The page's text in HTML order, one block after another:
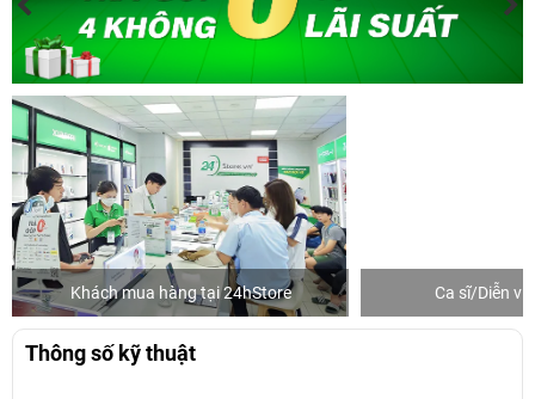
Khách mua hàng tại 24hStore Ca sĩ/Diễn
Thông số kỹ thuật